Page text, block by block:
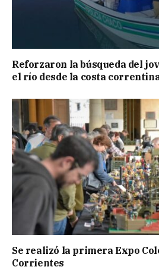
Reforzaron la búsqueda del
el río desde la costa
Se realizó la primera Expo
Corrientes